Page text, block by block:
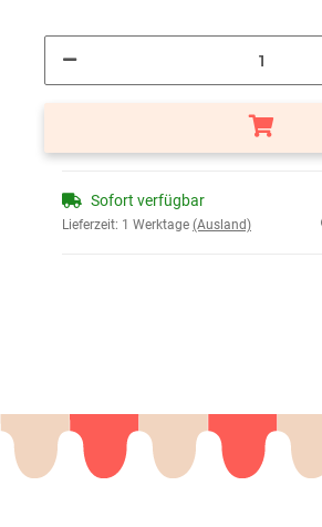
Sofort verfügbar
Lieferzeit: 1 Werktage (Ausland)